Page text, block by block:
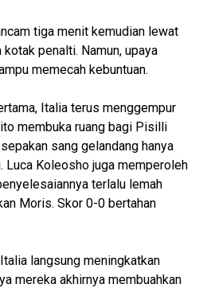
tiga menit kemudian lewat
penalti. Namun, upaya
memecah kebuntuan.
Italia terus menggempur
membuka ruang bagi Pisilli
sang gelandang hanya
Luca Koleosho juga memperoleh
terlalu lemah
Moris. Skor 0-0 bertahan
langsung meningkatkan
mereka akhirnya membuahkan